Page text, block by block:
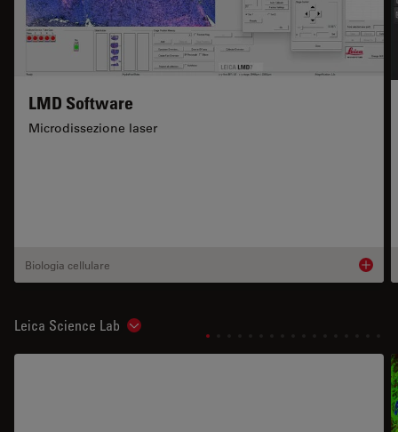
LMD Software
Microdissezione laser
Biologia cellulare
Leica Science Lab Show subnavigation